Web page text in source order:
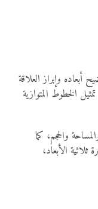
أبعاده وإبراز العلاقة
الخطوط المتوازية
والحجم، كما
الأبعاد،